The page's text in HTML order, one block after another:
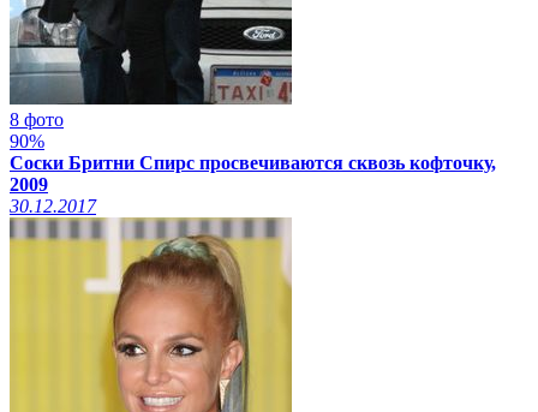
8 фото
90%
Соски Бритни Спирс просвечиваются сквозь кофточку,
2009
30.12.2017